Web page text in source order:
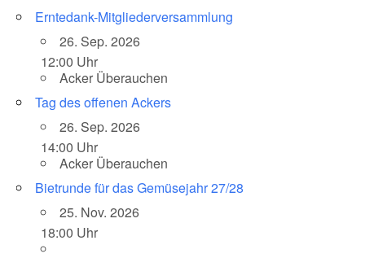
Erntedank-Mitgliederversammlung
26. Sep. 2026
12:00 Uhr
Acker Überauchen
Tag des offenen Ackers
26. Sep. 2026
14:00 Uhr
Acker Überauchen
Bietrunde für das Gemüsejahr 27/28
25. Nov. 2026
18:00 Uhr